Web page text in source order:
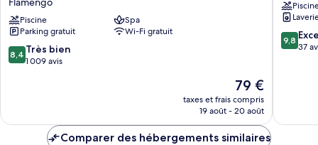
Maris
Urban
Resort
&
Conventions
Piscine
Spa
Parking gratuit
Wi-Fi gratuit
8.4
sur
8,4 Très bien
1 009 avis
Le
nouveau
prix
de
79 €
taxes et frais compris
19 août - 20 août
Hotel
9.8
sur
9,8
37
Comparer des hébergements similaires